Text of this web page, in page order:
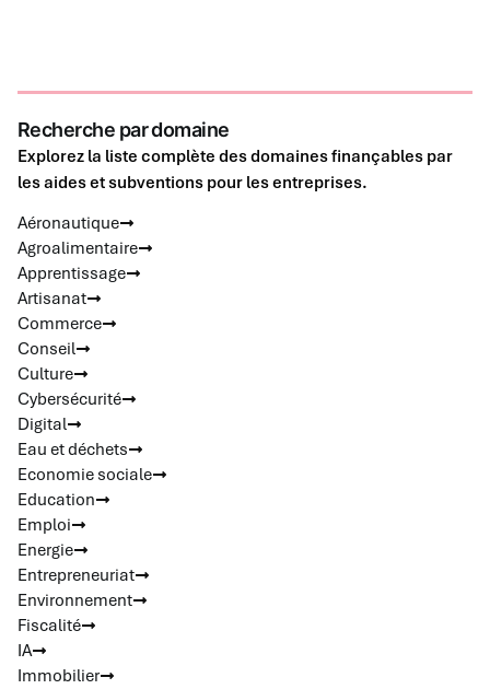
Recherche par domaine
Explorez la liste complète des domaines finançables par
les aides et subventions pour les entreprises.
Aéronautique
Agroalimentaire
Apprentissage
Artisanat
Commerce
Conseil
Culture
Cybersécurité
Digital
Eau et déchets
Economie sociale
Education
Emploi
Energie
Entrepreneuriat
Environnement
Fiscalité
IA
Immobilier